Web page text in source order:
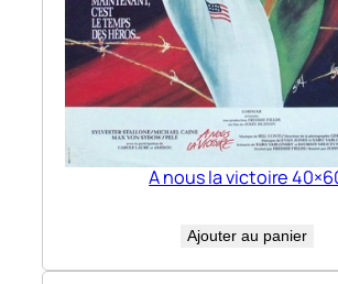
A nous la victoire
Ajouter au panier